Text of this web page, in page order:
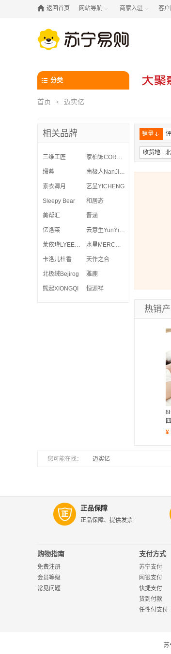
 返回首页 网站导航  商家入驻  客
分类
首页 > 迈实亿
销量
收货地
热销
¥
相关品牌
三维工匠 家柏饰CORATED
缎暮 南极人NanJiren
素衣卿月 艺呈YICHENG
Sleepy Bear 和居态
美帮汇 晋涵
亿洛莱 云意生YunYiSheng
莱依瑾LYEEGIN 水星MERCURY
卡洛儿杜香 天作之合
北极绒Bejirog 雅鹿
熊起XIONGQI 恒源祥
您可能在找： 迈实亿
正品保障
正品保障、提供发票
购物指南
免费注册
会员等级
常见问题
支付方式
苏宁支付
网银支付
快捷支付
货到付款
任性付支付
苏